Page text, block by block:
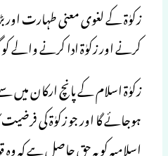
زکوٰۃ کے لغوی معنی طہارت
کرنے اور زکوٰۃ ادا کرنے
زکوٰۃ اسلام کے پانچ ارکان
ہوجائے گا اور جو زکوٰۃ کی
اسلامیہ کو یہ حق حاصل ہے کہ